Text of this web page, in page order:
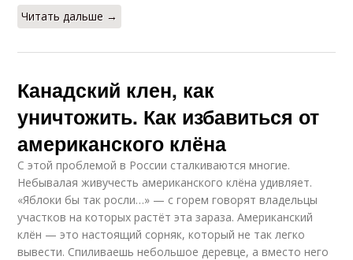
Читать дальше →
Канадский клен, как
уничтожить. Как избавиться от
американского клёна
С этой проблемой в России сталкиваются многие.
Небывалая живучесть американского клёна удивляет.
«Яблоки бы так росли…» — с горем говорят владельцы
участков на которых растёт эта зараза. Американский
клён — это настоящий сорняк, который не так легко
вывести. Спиливаешь небольшое деревце, а вместо него